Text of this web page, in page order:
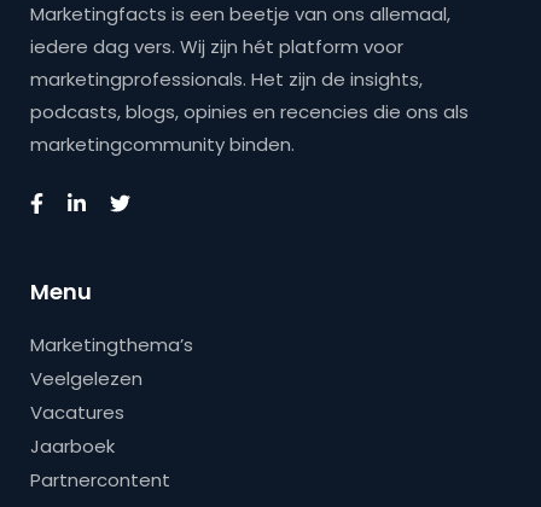
Marketingfacts is een beetje van ons allemaal,
iedere dag vers. Wij zijn hét platform voor
marketingprofessionals. Het zijn de insights,
podcasts, blogs, opinies en recencies die ons als
marketingcommunity binden.
Menu
Marketingthema’s
Veelgelezen
Vacatures
Jaarboek
Partnercontent